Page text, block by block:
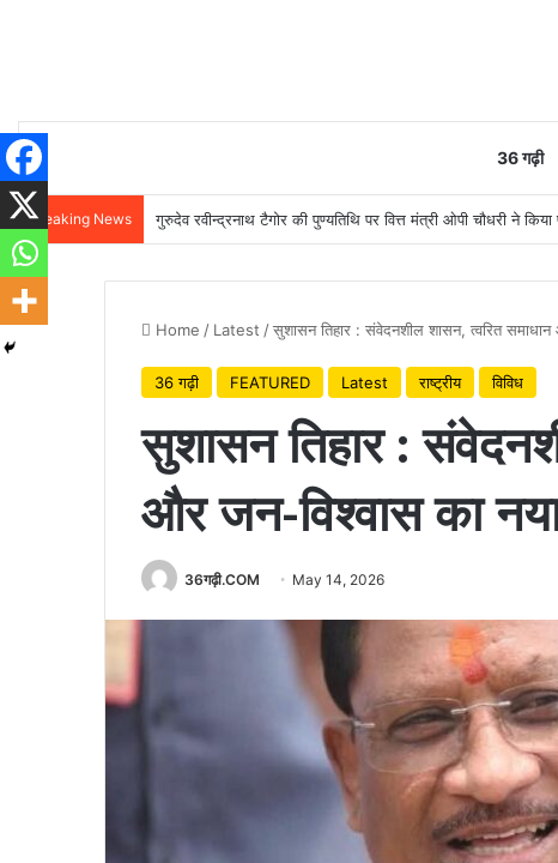
36 गढ़ी
Breaking News गुरुदेव रवीन्द्रनाथ टैगोर की पुण्यतिथि पर वित्त मंत्री ओपी चौधरी ने
Home / Latest /सुशासन तिहार : संवेदनशील शासन, त्वरित
36 गढ़ी FEATURED Latest राष्ट्रीय विविध
सुशासन तिहार :
और जन-विश्वास का
36गढ़ी.COM May 14, 2026